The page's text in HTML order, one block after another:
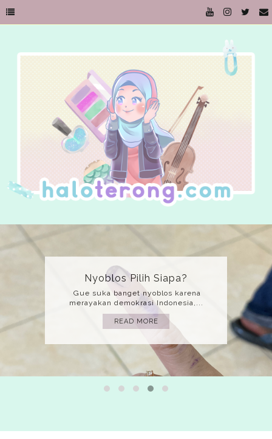
Kursi dan Memaknai Benda
Mati
(Bahasa yang gue gunakan adalah
bahasa implisit jadi mohon harap kita...
READ MORE